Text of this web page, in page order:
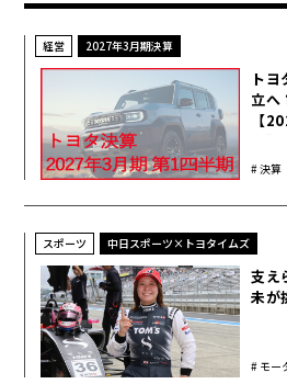
経営 2027年3月期決算
ト
立へ
【
決算
スポーツ 中日スポーツ×トヨタイムズ
支え
未が
モー